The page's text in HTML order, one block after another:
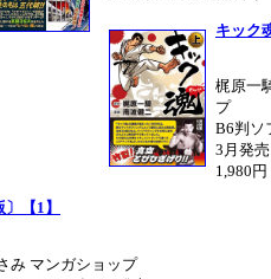
キック
梶原一
プ
B6判ソ
3月発売
1,980
【1】
み マンガショップ